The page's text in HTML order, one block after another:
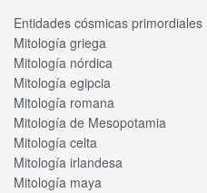
Entidades cósmicas primordiales
Mitología griega
Mitología nórdica
Mitología egipcia
Mitología romana
Mitología de Mesopotamia
Mitología celta
Mitología irlandesa
Mitología maya